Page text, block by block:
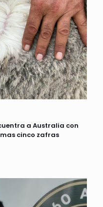
a Australia con
cinco zafras